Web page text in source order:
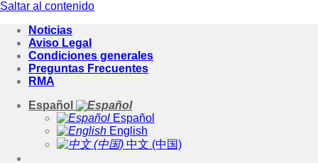
Saltar al contenido
Noticias
Aviso Legal
Condiciones generales
Preguntas Frecuentes
RMA
Español
Español
English
中文 (中国)